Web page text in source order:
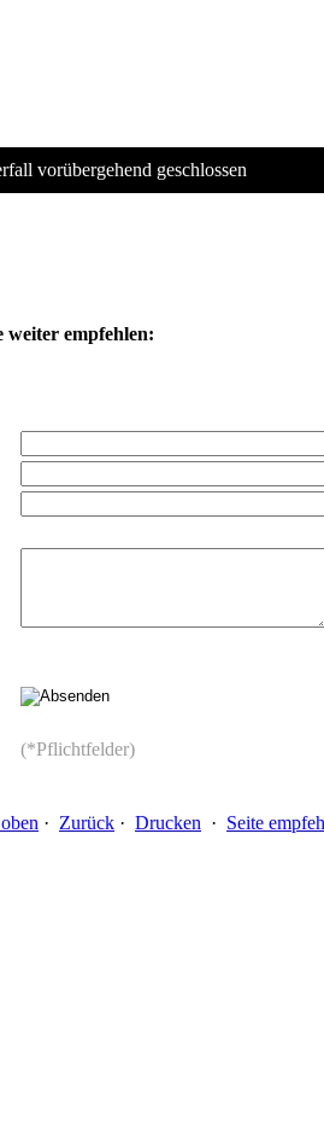
vorübergehend geschlossen
weiter empfehlen:
(*Pflichtfelder)
· Zurück · Drucken · Seite